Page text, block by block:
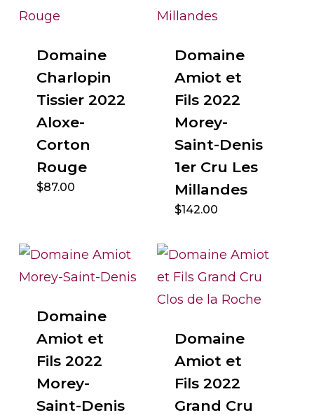
Domaine
Charlopin
Tissier 2022
Aloxe-
Corton
Rouge
$87.00
Domaine
Amiot et
Fils 2022
Morey-
Saint-Denis
1er Cru Les
Millandes
$142.00
Domaine
Amiot et
Fils 2022
Morey-
Saint-Denis
Domaine
Amiot et
Fils 2022
Grand Cru